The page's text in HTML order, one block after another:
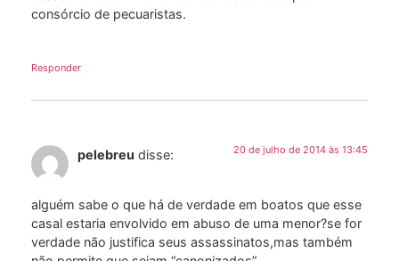
consórcio de pecuaristas.
Responder
pelebreu disse: 20 de julho de 2014 às 13:45
alguém sabe o que há de verdade em boatos que esse
casal estaria envolvido em abuso de uma menor?se for
verdade não justifica seus assassinatos,mas também